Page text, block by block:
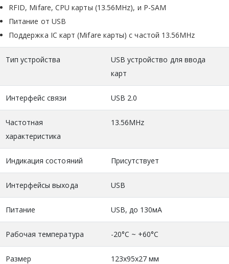
RFID, Mifare, CPU карты (13.56MHz), и P-SAM
Питание от USB
Поддержка IC карт (Mifare карты) с частой 13.56MHz
Тип устройства
USB устройство для ввода
карт
Интерфейс связи USB 2.0
Частотная
характеристика
13.56MHz
Индикация состояний Присутствует
Интерфейсы выхода USB
Питание USB, до 130мА
Рабочая температура -20°С ~ +60°C
Размер 123х95х27 мм